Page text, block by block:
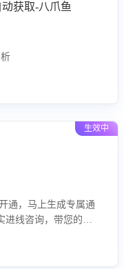
获取-八爪鱼
生效中
通，马上生成专属通
进线咨询，带您的客